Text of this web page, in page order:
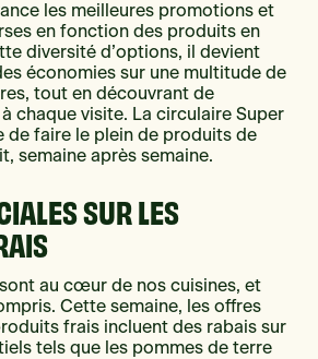
les meilleures promotions et
en fonction des produits en
diversité d’options, il devient
économies sur une multitude de
tout en découvrant de
chaque visite. La circulaire Super
de faire le plein de produits de
semaine après semaine.
SUR LES
au cœur de nos cuisines, et
Cette semaine, les offres
frais incluent des rabais sur
tels que les pommes de terre